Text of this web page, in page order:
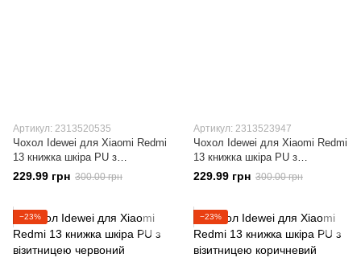
Артикул: 2313520535
Чохол Idewei для Xiaomi Redmi
13 книжка шкіра PU з
візитницею чорний
229.99 грн 300.00 грн
Артикул: 2313523947
Чохол Idewei для Xiaomi Redmi
13 книжка шкіра PU з
візитницею синій
229.99 грн 300.00 грн
−23% −23%